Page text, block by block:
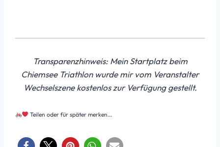
Transparenzhinweis: Mein Startplatz beim
Chiemsee Triathlon wurde mir vom Veranstalter
Wechselszene kostenlos zur Verfügung gestellt.
Teilen oder für später merken...